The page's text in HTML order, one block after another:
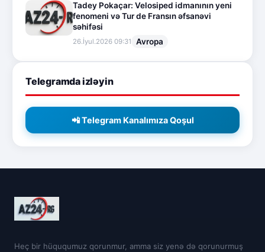
Tadey Pokaçar: Velosiped idmanının yeni
fenomeni və Tur de Fransın əfsanəvi
səhifəsi
26.İyul.2026 09:31 Avropa
Telegramda izləyin
📲 Telegram Kanalımıza Qoşul
Heç bir hüququmuz qorunmur, amma siz yenə də qorunurmuş